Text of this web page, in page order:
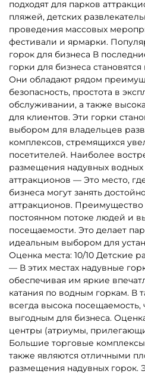
подходят для парков
пляжей, детских
проведения массовых
фестивали и ярмарки.
горок для бизнеса В
горки для бизнеса
Они обладают рядом
безопасность, простота в
обслуживании, а также
для клиентов. Эти горки
выбором для владельцев
комплексов, стремящихся
посетителей. Наиболее
размещения надувных
аттракционов — Это место,
бизнеса могут занять
аттракционов. Преимущество
постоянном потоке людей и
посещаемости. Это делает
идеальным выбором для
Оценка места: 10/10 Детские
— В этих местах надувные
обеспечивая им яркие
катания по водным горкам. В
всегда высока посещаемость,
выгодным для бизнеса.
центры (атриумы,
Большие торговые
также являются отличными
размещения надувных горок.